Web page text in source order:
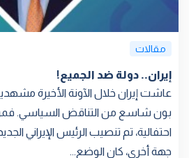
مقالات
إيران.. دولة ضد الجميع!
عاشت إيران خلال الآونة الأخيرة
بون شاسع من التناقض السياسي. فمن
احتفالية، تم تنصيب الرئيس الإيراني
جهة أخرى، كان الوضع...